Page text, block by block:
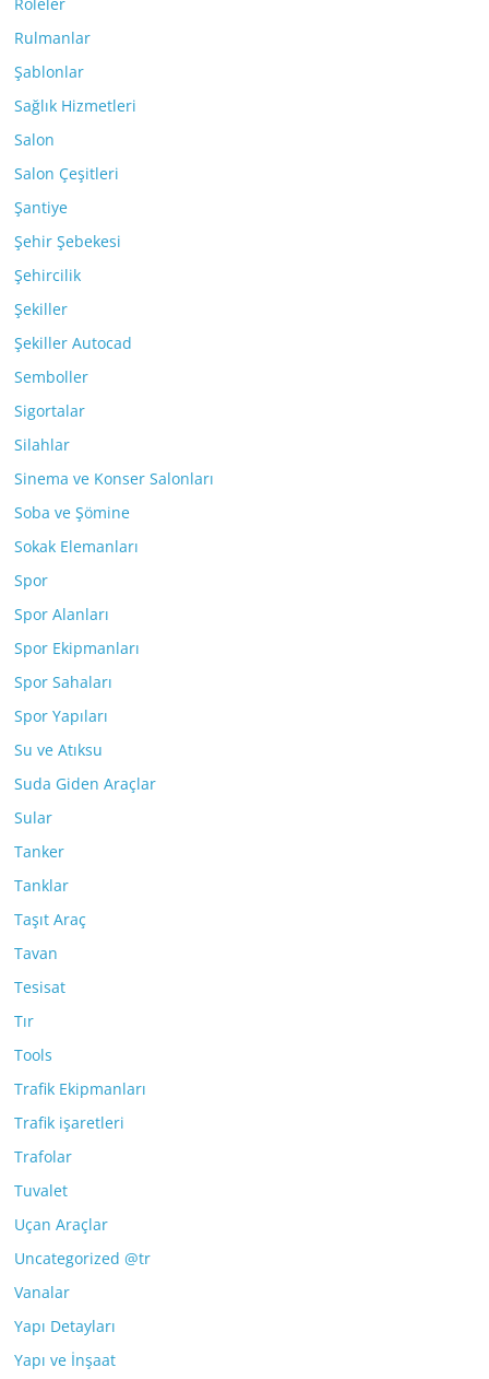
Rulmanlar
Şablonlar
Sağlık Hizmetleri
Salon
Salon Çeşitleri
Şantiye
Şehir Şebekesi
Şehircilik
Şekiller
Şekiller Autocad
Semboller
Sigortalar
Silahlar
Sinema ve Konser Salonları
Soba ve Şömine
Sokak Elemanları
Spor
Spor Alanları
Spor Ekipmanları
Spor Sahaları
Spor Yapıları
Su ve Atıksu
Suda Giden Araçlar
Sular
Tanker
Tanklar
Taşıt Araç
Tavan
Tesisat
Tır
Tools
Trafik Ekipmanları
Trafik işaretleri
Trafolar
Tuvalet
Uçan Araçlar
Uncategorized @tr
Vanalar
Yapı Detayları
Yapı ve İnşaat